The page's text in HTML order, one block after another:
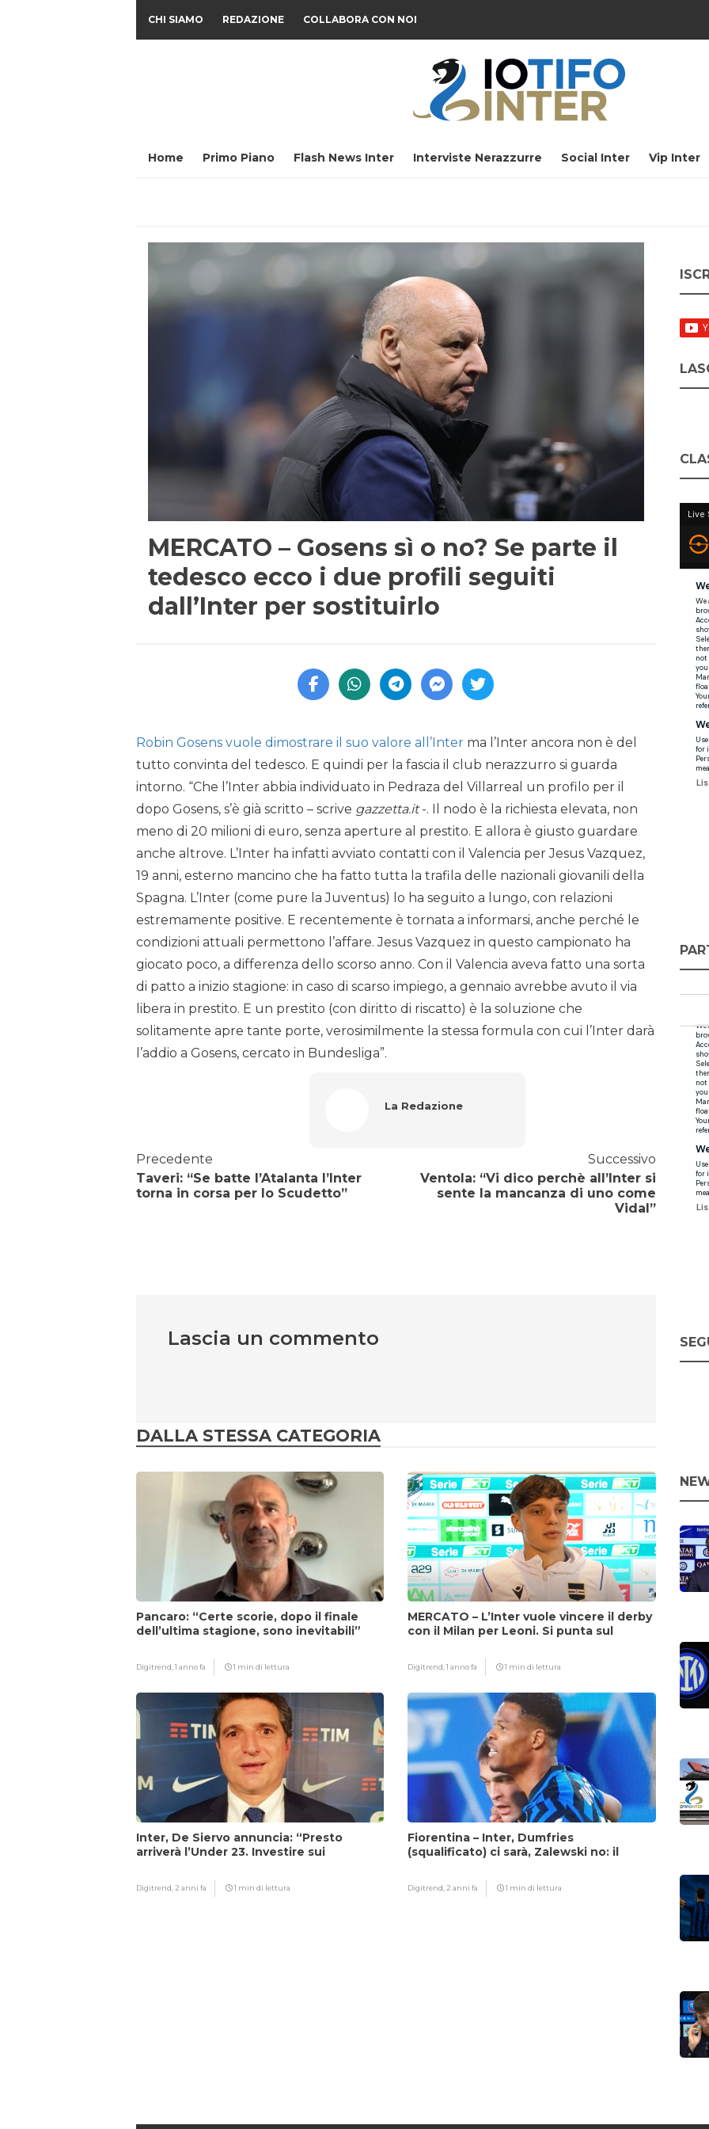
CHI SIAMO REDAZIONE COLLABORA CON NOI
Home Primo Piano Flash News Inter Interviste Nerazzurre Social Inter Vip Inter
MERCATO – Gosens sì o no? Se parte il
tedesco ecco i due profili seguiti
dall’Inter per sostituirlo
Robin Gosens vuole dimostrare il suo valore all’Inter ma l’Inter ancora non è del
tutto convinta del tedesco. E quindi per la fascia il club nerazzurro si guarda
intorno. “Che l’Inter abbia individuato in Pedraza del Villarreal un profilo per il
dopo Gosens, s’è già scritto – scrive gazzetta.it-. Il nodo è la richiesta elevata, non
meno di 20 milioni di euro, senza aperture al prestito. E allora è giusto guardare
anche altrove. L’Inter ha infatti avviato contatti con il Valencia per Jesus Vazquez,
19 anni, esterno mancino che ha fatto tutta la trafila delle nazionali giovanili della
Spagna. L’Inter (come pure la Juventus) lo ha seguito a lungo, con relazioni
estremamente positive. E recentemente è tornata a informarsi, anche perché le
condizioni attuali permettono l’affare. Jesus Vazquez in questo campionato ha
giocato poco, a differenza dello scorso anno. Con il Valencia aveva fatto una sorta
di patto a inizio stagione: in caso di scarso impiego, a gennaio avrebbe avuto il via
libera in prestito. E un prestito (con diritto di riscatto) è la soluzione che
solitamente apre tante porte, verosimilmente la stessa formula con cui l’Inter darà
l’addio a Gosens, cercato in Bundesliga”.
La Redazione
Precedente
Taveri: “Se batte l’Atalanta l’Inter
torna in corsa per lo Scudetto”
Successivo
Ventola: “Vi dico perchè all’Inter si
sente la mancanza di uno come
Vidal”
Lascia un commento
DALLA STESSA CATEGORIA
Pancaro: “Certe scorie, dopo il finale
dell’ultima stagione, sono inevitabili”
Digitrend,1 anno fa 1 min di lettura
MERCATO – L’Inter vuole vincere il derby
con il Milan per Leoni. Si punta sul
Digitrend,1 anno fa 1 min di lettura
Inter, De Siervo annuncia: “Presto
arriverà l’Under 23. Investire sui
Digitrend,2 anni fa 1 min di lettura
Fiorentina – Inter, Dumfries
(squalificato) ci sarà, Zalewski no: il
Digitrend,2 anni fa 1 min di lettura